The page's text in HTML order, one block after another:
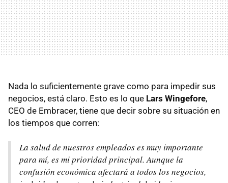
Nada lo suficientemente grave como para impedir sus
negocios, está claro. Esto es lo que Lars Wingefore,
CEO de Embracer, tiene que decir sobre su situación en
los tiempos que corren:
La salud de nuestros empleados es muy importante
para mí, es mi prioridad principal. Aunque la
confusión económica afectará a todos los negocios,